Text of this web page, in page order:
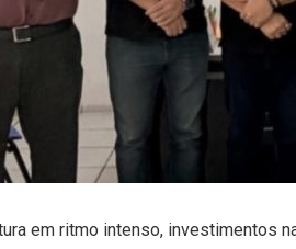
em ritmo intenso, investimentos